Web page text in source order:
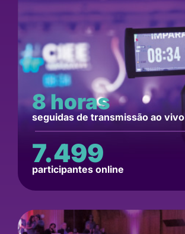
seguidas de transmissão ao vivo
8 horas
participantes online
7.499